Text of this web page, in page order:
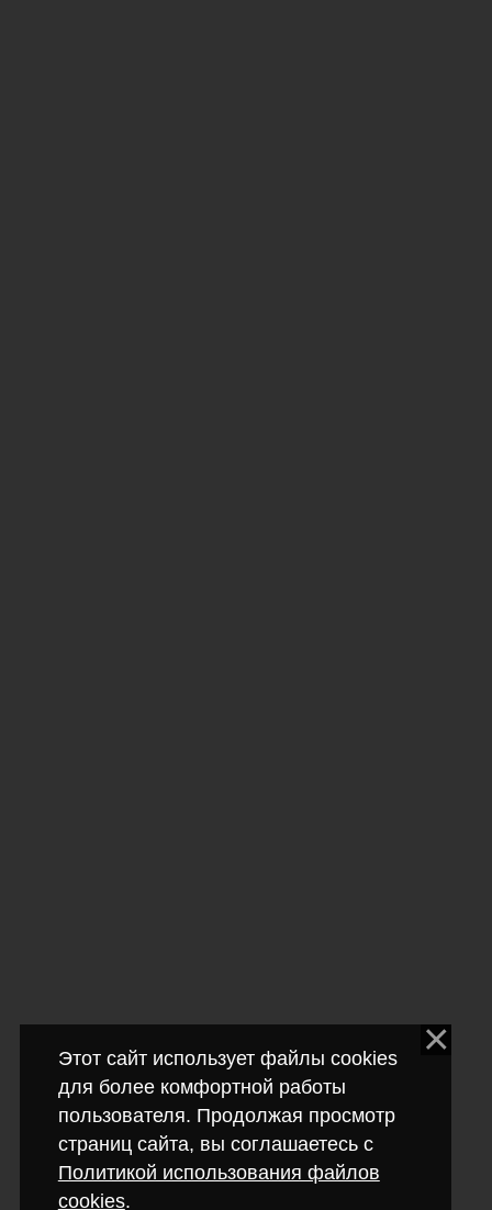
Этот сайт использует файлы cookies
для более комфортной работы
пользователя. Продолжая просмотр
страниц сайта, вы соглашаетесь с
Политикой использования файлов
cookies.